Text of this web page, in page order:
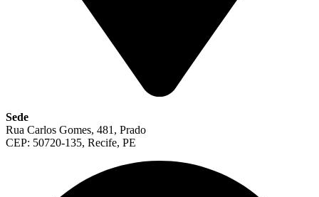
Sede
Rua Carlos Gomes, 481, Prado
CEP: 50720-135, Recife, PE